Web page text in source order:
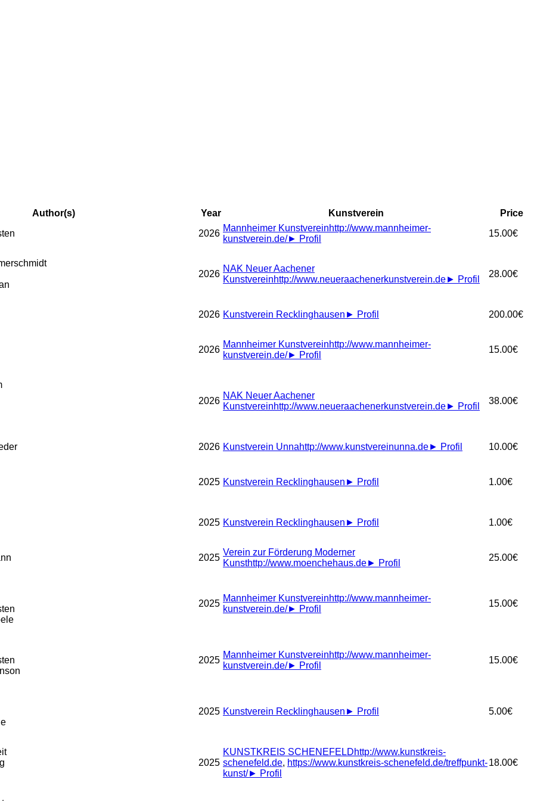
Author(s) Year Kunstverein
Price
2026
Mannheimer Kunstvereinhttp://www.mannheimer-
kunstverein.de/► Profil
15.00€
2026
NAK Neuer Aachener
Kunstvereinhttp://www.neueraachenerkunstverein.de► Profil
28.00€
2026 Kunstverein Recklinghausen ► Profil 200.00€
2026
Mannheimer Kunstvereinhttp://www.mannheimer-
kunstverein.de/► Profil
15.00€
2026
NAK Neuer Aachener
Kunstvereinhttp://www.neueraachenerkunstverein.de► Profil
38.00€
2026 Kunstverein Unnahttp://www.kunstvereinunna.de► Profil 10.00€
2025 Kunstverein Recklinghausen ► Profil 1.00€
2025 Kunstverein Recklinghausen ► Profil 1.00€
2025
Verein zur Förderung Moderner
Kunsthttp://www.moenchehaus.de► Profil
25.00€
2025
Mannheimer Kunstvereinhttp://www.mannheimer-
kunstverein.de/► Profil
15.00€
2025
Mannheimer Kunstvereinhttp://www.mannheimer-
kunstverein.de/► Profil
15.00€
2025 Kunstverein Recklinghausen ► Profil 5.00€
2025
KUNSTKREIS SCHENEFELDhttp://www.kunstkreis-
schenefeld.de, https://www.kunstkreis-schenefeld.de/treffpunkt-
kunst/► Profil
18.00€